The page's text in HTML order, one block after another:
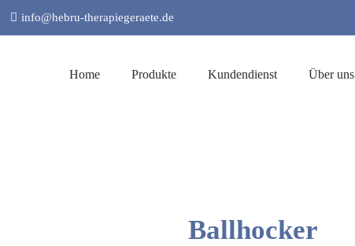
info@hebru-therapiegeraete.de
Home Produkte Kundendienst Über uns
Ballhocker